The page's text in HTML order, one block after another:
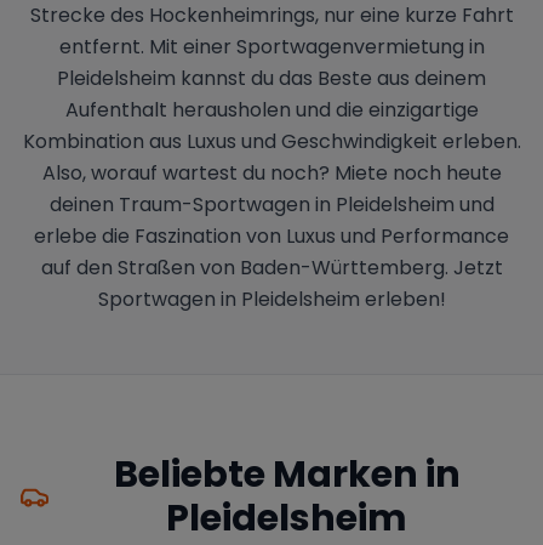
Strecke des Hockenheimrings, nur eine kurze Fahrt
entfernt. Mit einer Sportwagenvermietung in
Pleidelsheim kannst du das Beste aus deinem
Aufenthalt herausholen und die einzigartige
Kombination aus Luxus und Geschwindigkeit erleben.
Also, worauf wartest du noch? Miete noch heute
deinen Traum-Sportwagen in Pleidelsheim und
erlebe die Faszination von Luxus und Performance
auf den Straßen von Baden-Württemberg. Jetzt
Sportwagen in Pleidelsheim erleben!
Beliebte Marken in
Pleidelsheim